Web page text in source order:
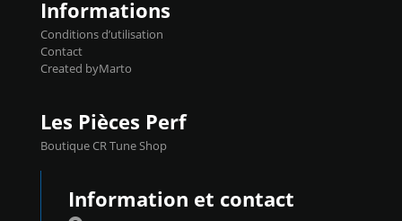
Informations
Conditions d’utilisation
Contact
Created byMarto
Les Pièces Perf
Boutique CR Tune Shop
Information et contact